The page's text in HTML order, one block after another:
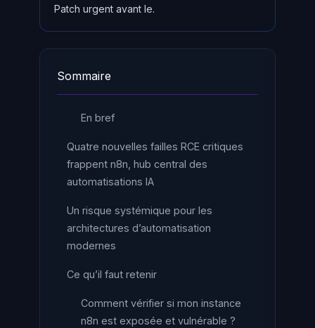
Patch urgent avant le.
Sommaire
En bref
Quatre nouvelles failles RCE critiques
frappent n8n, hub central des
automatisations IA
Un risque systémique pour les
architectures d’automatisation
modernes
Ce qu’il faut retenir
Comment vérifier si mon instance
n8n est exposée et vulnérable ?